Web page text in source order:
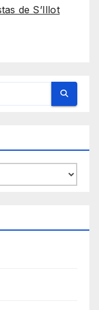
de S’Illot